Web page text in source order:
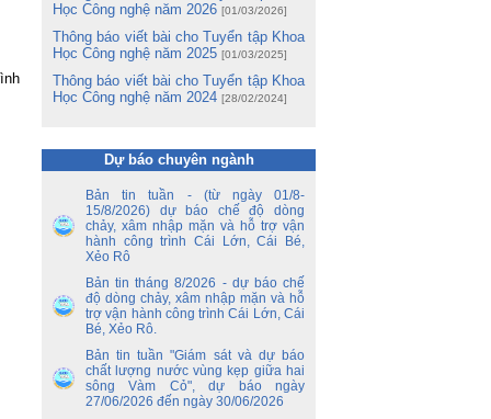
Học Công nghệ năm 2026 [01/03/2026]
Thông báo viết bài cho Tuyển tập Khoa
Học Công nghệ năm 2025 [01/03/2025]
Thông báo viết bài cho Tuyển tập Khoa
Học Công nghệ năm 2024 [28/02/2024]
Dự báo chuyên ngành
Bản tin tuần - (từ ngày 01/8-
15/8/2026) dự báo chế độ dòng
chảy, xâm nhập mặn và hỗ trợ vận
hành công trình Cái Lớn, Cái Bé,
Xẻo Rô
Bản tin tháng 8/2026 - dự báo chế
độ dòng chảy, xâm nhập mặn và hỗ
trợ vận hành công trình Cái Lớn, Cái
Bé, Xẻo Rô.
Bản tin tuần "Giám sát và dự báo
chất lượng nước vùng kẹp giữa hai
sông Vàm Cỏ", dự báo ngày
27/06/2026 đến ngày 30/06/2026